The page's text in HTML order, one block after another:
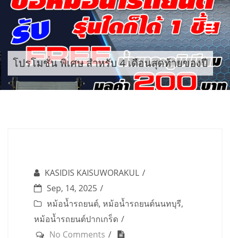
Skip
content
โปรโมชั่น พิเศษ สำหรับ 4 เดือนสุดท้ายของปี
KASIDIS KAISUWORAKUL
Sep, 14, 2025
หม้อน้ำรถยนต์, หม้อน้ำรถยนต์นนทบุรี,
หม้อน้ำรถยนต์ปากเกร็ด
No Comments